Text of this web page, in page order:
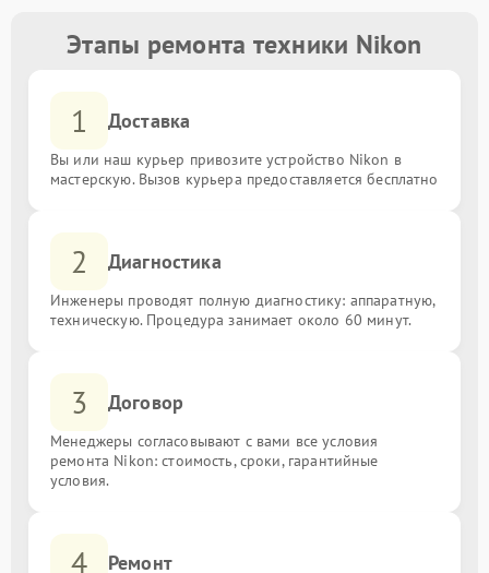
Этапы ремонта техники Nikon
1 Доставка
Вы или наш курьер привозите устройство Nikon в
мастерскую. Вызов курьера предоставляется бесплатно
2 Диагностика
Инженеры проводят полную диагностику: аппаратную,
техническую. Процедура занимает около 60 минут.
3 Договор
Менеджеры согласовывают с вами все условия
ремонта Nikon: стоимость, сроки, гарантийные
условия.
4 Ремонт